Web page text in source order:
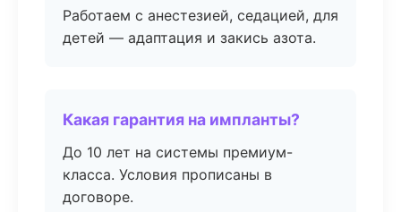
Работаем с анестезией, седацией, для
детей — адаптация и закись азота.
Какая гарантия на импланты?
До 10 лет на системы премиум-
класса. Условия прописаны в
договоре.